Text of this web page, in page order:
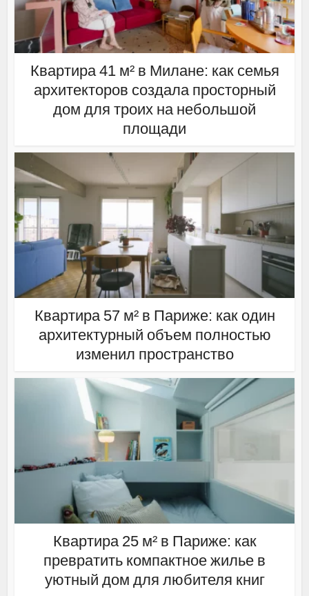
Квартира 41 м² в Милане: как семья
архитекторов создала просторный
дом для троих на небольшой
площади
Квартира 57 м² в Париже: как один
архитектурный объем полностью
изменил пространство
Квартира 25 м² в Париже: как
превратить компактное жилье в
уютный дом для любителя книг